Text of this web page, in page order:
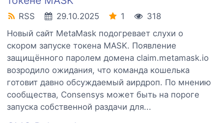
RSS 29.10.2025 1
318
Новый сайт MetaMask подогревает слухи о
скором запуске токена MASK. Появление
защищённого паролем домена claim.metamask.io
возродило ожидания, что команда кошелька
готовит давно обсуждаемый аирдроп. По мнению
сообщества, Consensys может быть на пороге
запуска собственной раздачи для...